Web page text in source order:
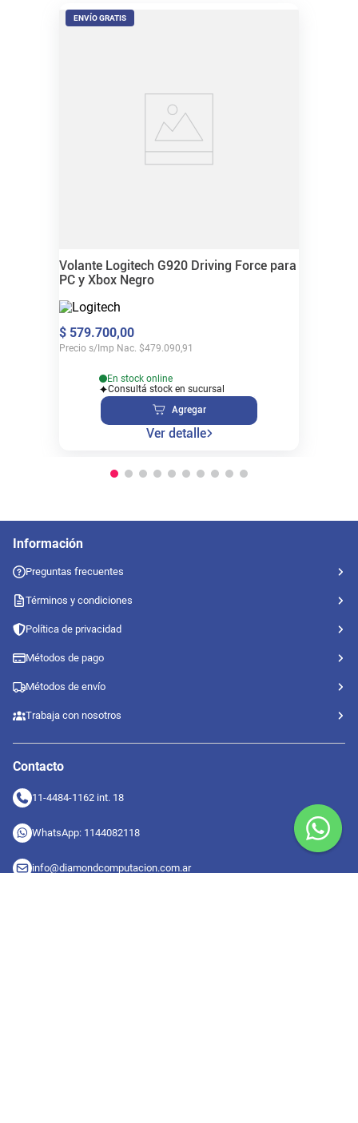
ENVÍO GRATIS
Volante Logitech G920 Driving Force para
PC y Xbox Negro
$ 579.700,00
Precio s/Imp Nac. $479.090,91
En stock online
Consultá stock en sucursal
Agregar
Ver detalle
Información
Preguntas frecuentes
Términos y condiciones
Política de privacidad
Métodos de pago
Métodos de envío
Trabaja con nosotros
Contacto
11-4484-1162 int. 18
WhatsApp: 1144082118
info@diamondcomputacion.com.ar